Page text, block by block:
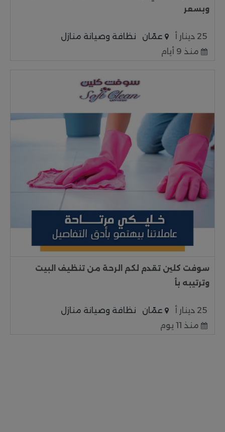
وبسعر
25 دينار أ عمّان
نظافة وصيانة منازل
منذ 9 أيام
سوفت كلين تقدم لكم الرحة من تنظيف البيت
وترتيبه بأ
25 دينار أ عمّان
نظافة وصيانة منازل
منذ 11 يوم